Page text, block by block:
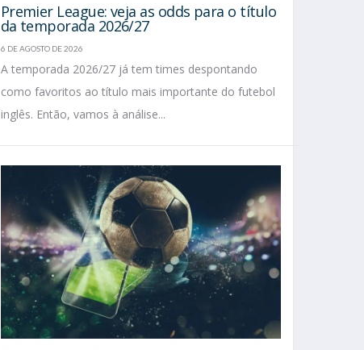
Premier League: veja as odds para o título
da temporada 2026/27
6 DE AGOSTO DE 2026
A temporada 2026/27 já tem times despontando
como favoritos ao título mais importante do futebol
inglês. Então, vamos à análise...